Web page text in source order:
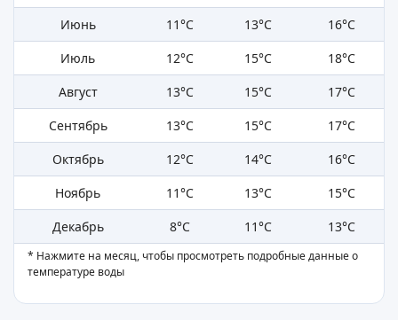
Июнь
11°C 13°C
16°C
Июль
12°C 15°C
18°C
Август
13°C 15°C
17°C
Сентябрь
13°C 15°C
17°C
Октябрь
12°C 14°C
16°C
Ноябрь
11°C 13°C
15°C
Декабрь
8°C 11°C 13°C
* Нажмите на месяц, чтобы просмотреть подробные данные о
температуре воды